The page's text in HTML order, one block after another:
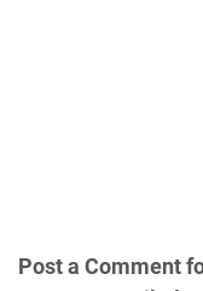
Post a Comment